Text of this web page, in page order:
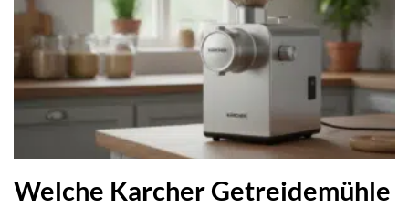
Welche Karcher Getreidemühle